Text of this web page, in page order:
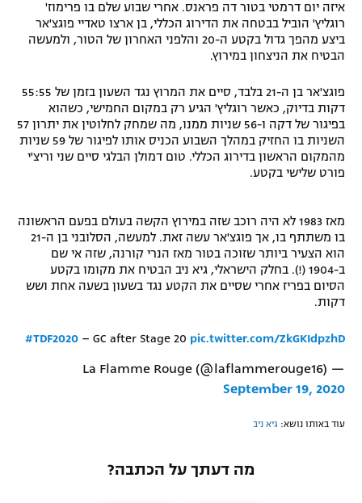
תקנון משתתפים וזוכים בפרסים
תקנון עבור פעילות אלקטרה
תקנון עבור פעילות ספורט 1 – "מרלן"
טניס
גיימינג E-Sports
תנאי שימוש
תקנון פעילות ספורט 1
רשיון להקרנה פומבית לבית עסק
לוח דרושים – ג'ובנט
כדורמים
פוטבול אמריקאי NFL
בייסבול MLB
ספורט אתגרי ואקסטרים
אומנויות לחימה
איזה יום דרמטי בטור דה פראנס. אחרי שבוע שלם בו פרימוז'
רוגליץ' הוביל בבטחה את הדירוג הכללי, בן ארצו טאדיי פוגצ'אר
ביצע מהפך גדול בקטע ה-20 והלפני האחרון של הטור, ולמעשה
הבטיח את הניצחון במירוץ.
פוגצ'אר בן ה-21 בלבד, סיים את המרוץ נגד השעון בזמן של 55:55
דקות בדיוק, כאשר רוגליץ' הגיע רק במקום החמישי, כשהוא
בפיגור של דקה ו-56 שניות ממנו, מה שמחק לחלוטין את יתרון 57
השניות בו החזיק במהלך השבוע הכניס אותו לפיגור של 59 שניות
מהמקום הראשון בדירוג הכללי. טום דמולן הבלגי סיים שני וריצ'י
פורט שלישי בקטע.
מאז 1983 לא היה רוכב שזה במירוץ הקשה בעולם בפעם הראשונה
בו משתתף בו, אך פוגצ'אר עשה זאת. למעשה, הסלובני בן ה-21
הוא הצעיר ביותר שזוכה בטור מאז הנרי קורנה, שזה אי שם
ב-1904 (!). בחלק הישראלי, גיא ניב הבטיח את מקומו בקטע
הסיום בפריז אחרי שסיים את הקטע נגד בשעון בשעה אחת ושש
דקות.
#TDF2020 – GC after Stage 20 pic.twitter.com/ZkGKIdpzhD
— La Flamme Rouge (@laflammerouge16)
September 19, 2020
עוד באותו נושא: גיא ניב
מה דעתך על הכתבה?